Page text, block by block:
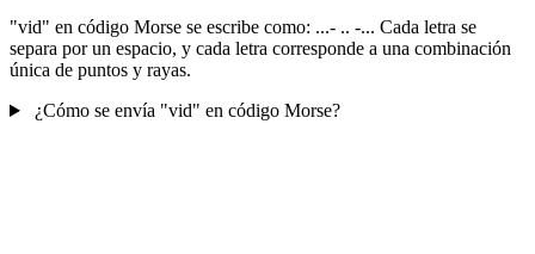
"vid" en código Morse se escribe como: ...- .. -... Cada letra se
separa por un espacio, y cada letra corresponde a una combinación
única de puntos y rayas.
¿Cómo se envía "vid" en código Morse?